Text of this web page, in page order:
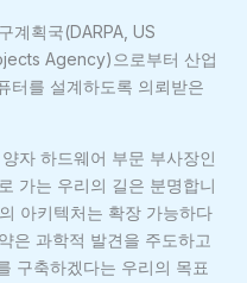
계획국(DARPA, US
Agency)으로부터 산업
터를 설계하도록 의뢰받은
자 하드웨어 부문 부사장인
가는 우리의 길은 분명합니
아키텍처는 확장 가능하다
은 과학적 발견을 주도하고
구축하겠다는 우리의 목표